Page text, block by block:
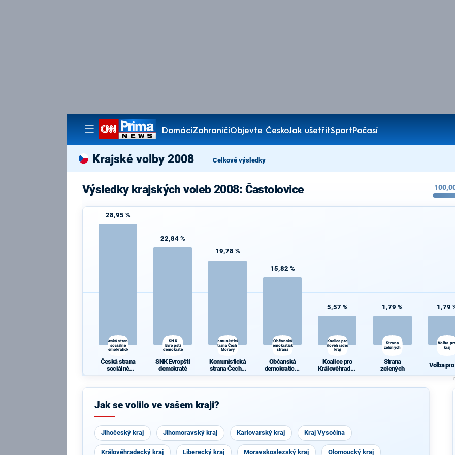
DomácíZahraničíObjevte ČeskoJak ušetřitSportPočasí
Pořady
Krajské volby 2008 Celkové výsledky
Výsledky krajských voleb 2008: Častolovice
28,95 %
Česká strana
sociálně
demokratická
Česká strana
sociálně
22,84 %
SNK
Evropští
demokraté
SNK Evropští
demokraté
19,78 %
Komunistická
strana Čech a
Moravy
Komunistická
strana Čech a
15,82 %
Občanská
demokratická
strana
Občanská
demokratická
5,57 %
Koalice pro
Královéhradecký
kraj
Koalice pro
Královéhradec
1,79 %
Strana
zelených
Strana
zelených
1,79
Volba
kraj
Volba
Jak se volilo ve vašem kraji?
Jihočeský kraj Jihomoravský kraj Karlovarský kraj Kraj Vysočina
Královéhradecký kraj Liberecký kraj Moravskoslezský kraj Olomoucký kraj